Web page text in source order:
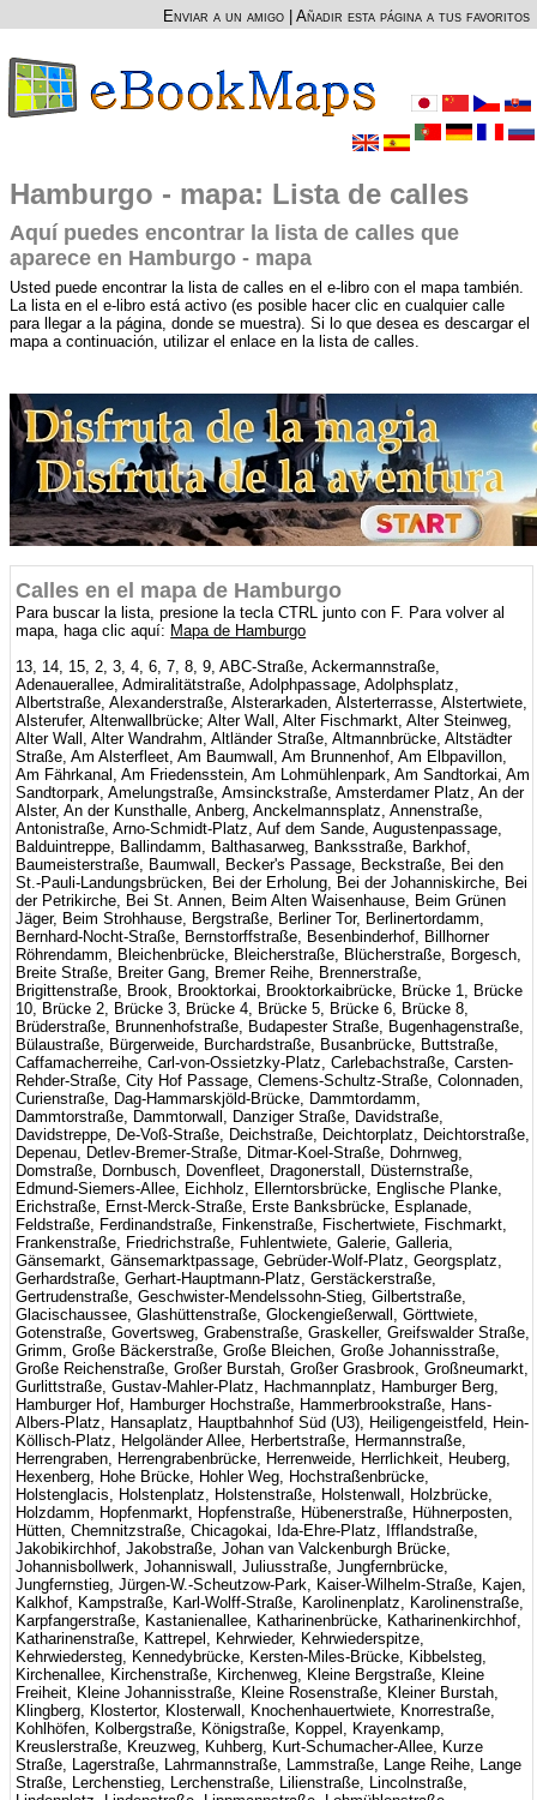
Enviar a un amigo Añadir esta página a tus favoritos
Hamburgo - mapa: Lista de calles
Aquí puedes encontrar la lista de calles que
aparece en Hamburgo - mapa
Usted puede encontrar la lista de calles en el e-libro con el mapa también.
La lista en el e-libro está activo (es posible hacer clic en cualquier calle
para llegar a la página, donde se muestra). Si lo que desea es descargar el
mapa a continuación, utilizar el enlace en la lista de calles.
Calles en el mapa de Hamburgo
Para buscar la lista, presione la tecla CTRL junto con F. Para volver al
mapa, haga clic aquí: Mapa de Hamburgo
13, 14, 15, 2, 3, 4, 6, 7, 8, 9, ABC-Straße, Ackermannstraße,
Adenauerallee, Admiralitätstraße, Adolphpassage, Adolphsplatz,
Albertstraße, Alexanderstraße, Alsterarkaden, Alsterterrasse, Alstertwiete,
Alsterufer, Altenwallbrücke; Alter Wall, Alter Fischmarkt, Alter Steinweg,
Alter Wall, Alter Wandrahm, Altländer Straße, Altmannbrücke, Altstädter
Straße, Am Alsterfleet, Am Baumwall, Am Brunnenhof, Am Elbpavillon,
Am Fährkanal, Am Friedensstein, Am Lohmühlenpark, Am Sandtorkai, Am
Sandtorpark, Amelungstraße, Amsinckstraße, Amsterdamer Platz, An der
Alster, An der Kunsthalle, Anberg, Anckelmannsplatz, Annenstraße,
Antonistraße, Arno-Schmidt-Platz, Auf dem Sande, Augustenpassage,
Balduintreppe, Ballindamm, Balthasarweg, Banksstraße, Barkhof,
Baumeisterstraße, Baumwall, Becker's Passage, Beckstraße, Bei den
St.-Pauli-Landungsbrücken, Bei der Erholung, Bei der Johanniskirche, Bei
der Petrikirche, Bei St. Annen, Beim Alten Waisenhause, Beim Grünen
Jäger, Beim Strohhause, Bergstraße, Berliner Tor, Berlinertordamm,
Bernhard-Nocht-Straße, Bernstorffstraße, Besenbinderhof, Billhorner
Röhrendamm, Bleichenbrücke, Bleicherstraße, Blücherstraße, Borgesch,
Breite Straße, Breiter Gang, Bremer Reihe, Brennerstraße,
Brigittenstraße, Brook, Brooktorkai, Brooktorkaibrücke, Brücke 1, Brücke
10, Brücke 2, Brücke 3, Brücke 4, Brücke 5, Brücke 6, Brücke 8,
Brüderstraße, Brunnenhofstraße, Budapester Straße, Bugenhagenstraße,
Bülaustraße, Bürgerweide, Burchardstraße, Busanbrücke, Buttstraße,
Caffamacherreihe, Carl-von-Ossietzky-Platz, Carlebachstraße, Carsten-
Rehder-Straße, City Hof Passage, Clemens-Schultz-Straße, Colonnaden,
Curienstraße, Dag-Hammarskjöld-Brücke, Dammtordamm,
Dammtorstraße, Dammtorwall, Danziger Straße, Davidstraße,
Davidstreppe, De-Voß-Straße, Deichstraße, Deichtorplatz, Deichtorstraße,
Depenau, Detlev-Bremer-Straße, Ditmar-Koel-Straße, Dohrnweg,
Domstraße, Dornbusch, Dovenfleet, Dragonerstall, Düsternstraße,
Edmund-Siemers-Allee, Eichholz, Ellerntorsbrücke, Englische Planke,
Erichstraße, Ernst-Merck-Straße, Erste Banksbrücke, Esplanade,
Feldstraße, Ferdinandstraße, Finkenstraße, Fischertwiete, Fischmarkt,
Frankenstraße, Friedrichstraße, Fuhlentwiete, Galerie, Galleria,
Gänsemarkt, Gänsemarktpassage, Gebrüder-Wolf-Platz, Georgsplatz,
Gerhardstraße, Gerhart-Hauptmann-Platz, Gerstäckerstraße,
Gertrudenstraße, Geschwister-Mendelssohn-Stieg, Gilbertstraße,
Glacischaussee, Glashüttenstraße, Glockengießerwall, Görttwiete,
Gotenstraße, Govertsweg, Grabenstraße, Graskeller, Greifswalder Straße,
Grimm, Große Bäckerstraße, Große Bleichen, Große Johannisstraße,
Große Reichenstraße, Großer Burstah, Großer Grasbrook, Großneumarkt,
Gurlittstraße, Gustav-Mahler-Platz, Hachmannplatz, Hamburger Berg,
Hamburger Hof, Hamburger Hochstraße, Hammerbrookstraße, Hans-
Albers-Platz, Hansaplatz, Hauptbahnhof Süd (U3), Heiligengeistfeld, Hein-
Köllisch-Platz, Helgoländer Allee, Herbertstraße, Hermannstraße,
Herrengraben, Herrengrabenbrücke, Herrenweide, Herrlichkeit, Heuberg,
Hexenberg, Hohe Brücke, Hohler Weg, Hochstraßenbrücke,
Holstenglacis, Holstenplatz, Holstenstraße, Holstenwall, Holzbrücke,
Holzdamm, Hopfenmarkt, Hopfenstraße, Hübenerstraße, Hühnerposten,
Hütten, Chemnitzstraße, Chicagokai, Ida-Ehre-Platz, Ifflandstraße,
Jakobikirchhof, Jakobstraße, Johan van Valckenburgh Brücke,
Johannisbollwerk, Johanniswall, Juliusstraße, Jungfernbrücke,
Jungfernstieg, Jürgen-W.-Scheutzow-Park, Kaiser-Wilhelm-Straße, Kajen,
Kalkhof, Kampstraße, Karl-Wolff-Straße, Karolinenplatz, Karolinenstraße,
Karpfangerstraße, Kastanienallee, Katharinenbrücke, Katharinenkirchhof,
Katharinenstraße, Kattrepel, Kehrwieder, Kehrwiederspitze,
Kehrwiedersteg, Kennedybrücke, Kersten-Miles-Brücke, Kibbelsteg,
Kirchenallee, Kirchenstraße, Kirchenweg, Kleine Bergstraße, Kleine
Freiheit, Kleine Johannisstraße, Kleine Rosenstraße, Kleiner Burstah,
Klingberg, Klostertor, Klosterwall, Knochenhauertwiete, Knorrestraße,
Kohlhöfen, Kolbergstraße, Königstraße, Koppel, Krayenkamp,
Kreuslerstraße, Kreuzweg, Kuhberg, Kurt-Schumacher-Allee, Kurze
Straße, Lagerstraße, Lahrmannstraße, Lammstraße, Lange Reihe, Lange
Straße, Lerchenstieg, Lerchenstraße, Lilienstraße, Lincolnstraße,